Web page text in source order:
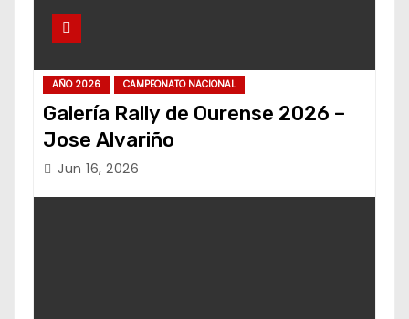
AÑO 2026 CAMPEONATO NACIONAL
Galería Rally de Ourense 2026 –
Jose Alvariño
Jun 16, 2026